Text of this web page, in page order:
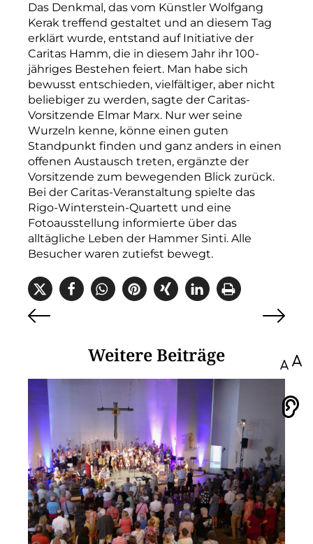
Das Denkmal, das vom Künstler Wolfgang
Kerak treffend gestaltet und an diesem Tag
erklärt wurde, entstand auf Initiative der
Caritas Hamm, die in diesem Jahr ihr 100-
jähriges Bestehen feiert. Man habe sich
bewusst entschieden, vielfältiger, aber nicht
beliebiger zu werden, sagte der Caritas-
Vorsitzende Elmar Marx. Nur wer seine
Wurzeln kenne, könne einen guten
Standpunkt finden und ganz anders in einen
offenen Austausch treten, ergänzte der
Vorsitzende zum bewegenden Blick zurück.
Bei der Caritas-­Veranstaltung spielte das
Rigo-­Winterstein-Quartett und eine
Fotoausstellung informierte über das
alltägliche Leben der Hammer Sinti. Alle
Besucher waren zutiefst bewegt.
Weitere Beiträge
100
Vorlesen